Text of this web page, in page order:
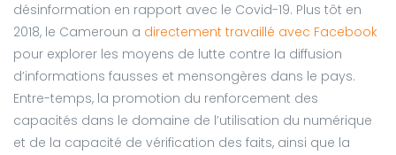
désinformation en rapport avec le Covid-19. Plus tôt en
2018, le Cameroun a directement travaillé avec Facebook
pour explorer les moyens de lutte contre la diffusion
d’informations fausses et mensongères dans le pays.
Entre-temps, la promotion du renforcement des
capacités dans le domaine de l’utilisation du numérique
et de la capacité de vérification des faits, ainsi que la